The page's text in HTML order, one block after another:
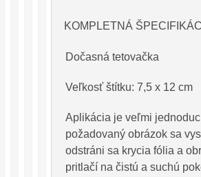
KOMPLETNÁ
Dočasná tetovačka
Veľkosť štítku: 7,5 x 12 cm
Aplikácia je veľmi
požadovaný obrázok sa
odstráni sa krycia fólia a
pritlačí na čistú a suchú